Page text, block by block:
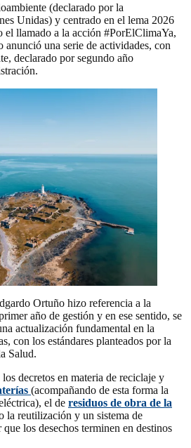
(declarado por la
Unidas) y centrado en el lema 2026
el llamado a la acción #PorElClimaYa,
una serie de actividades, con
declarado por segundo año
Ortuño hizo referencia a la
año de gestión y en ese sentido, se
actualización fundamental en la
con los estándares planteados por la
Salud.
decretos en materia de reciclaje y
(acompañando de esta forma la
el de residuos de obra de la
la reutilización y un sistema de
los desechos terminen en destinos